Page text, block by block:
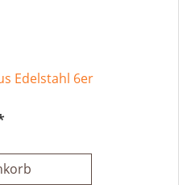
Edelstahl 6er